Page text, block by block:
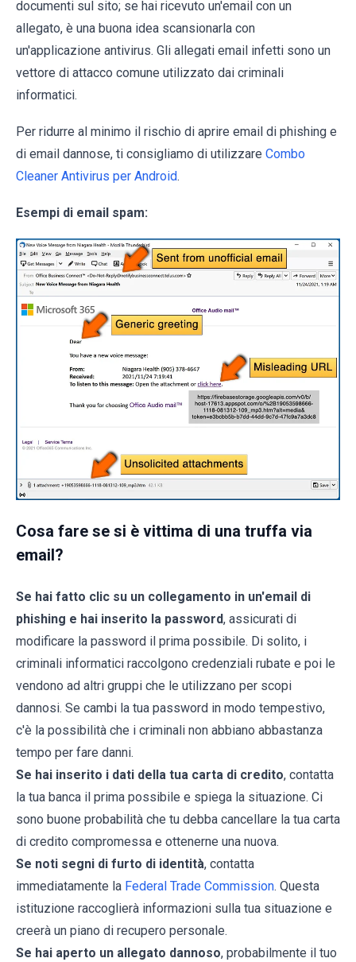
documenti sul sito; se hai ricevuto un'email con un
allegato, è una buona idea scansionarla con
un'applicazione antivirus. Gli allegati email infetti sono un
vettore di attacco comune utilizzato dai criminali
informatici.
Per ridurre al minimo il rischio di aprire email di phishing e
di email dannose, ti consigliamo di utilizzare Combo
Cleaner Antivirus per Android.
Esempi di email spam:
Cosa fare se si è vittima di una truffa via
email?
Se hai fatto clic su un collegamento in un'email di
phishing e hai inserito la password, assicurati di
modificare la password il prima possibile. Di solito, i
criminali informatici raccolgono credenziali rubate e poi le
vendono ad altri gruppi che le utilizzano per scopi
dannosi. Se cambi la tua password in modo tempestivo,
c'è la possibilità che i criminali non abbiano abbastanza
tempo per fare danni.
Se hai inserito i dati della tua carta di credito, contatta
la tua banca il prima possibile e spiega la situazione. Ci
sono buone probabilità che tu debba cancellare la tua carta
di credito compromessa e ottenerne una nuova.
Se noti segni di furto di identità, contatta
immediatamente la Federal Trade Commission. Questa
istituzione raccoglierà informazioni sulla tua situazione e
creerà un piano di recupero personale.
Se hai aperto un allegato dannoso, probabilmente il tuo